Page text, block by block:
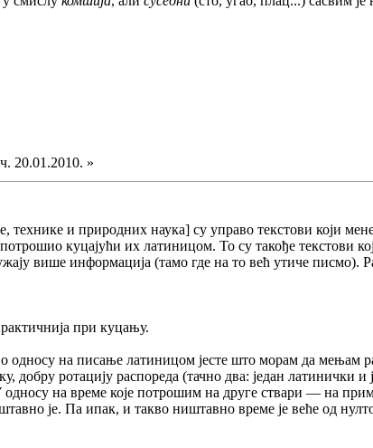
20.01.2010. »
технике и природних наука] су управо текстови који
куцајући их латиницом. То су такође текстови
више информација (тамо где на то већ утиче писмо).
при куцању.
о односу на писање латиницом јесте што морам да мењам
добру ротацију распореда (тачно два: један латинички
на време које потрошим на друге ствари — на
је. Па ипак, и такво ништавно време је веће од